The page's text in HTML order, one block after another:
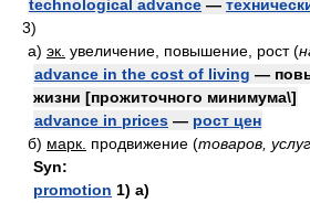
technological advance —
3)
а) эк. увеличение, повышение, рост(
advance in the cost of living —
жизни [прожиточного минимума\]
advance in prices — рост цен
б) марк. продвижение (товаров, услуг
Syn:
promotion 1) а)